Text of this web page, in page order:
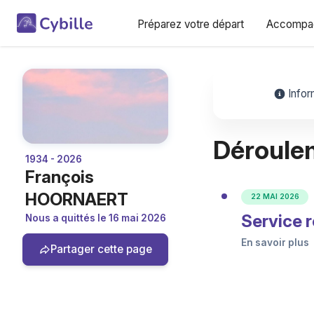
Préparez votre départ
1934 - 2026
François
HOORNAERT
Nous a quittés le 16 mai 2026
Partager cette page
22 MAI 2026
Service
En savoir plus